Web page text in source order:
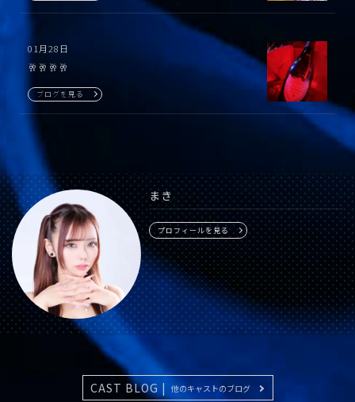
01月28日
🥂🥂🥂🥂
ブログを見る
まき
プロフィールを見る
CAST BLOG | 他のキャストのブログ